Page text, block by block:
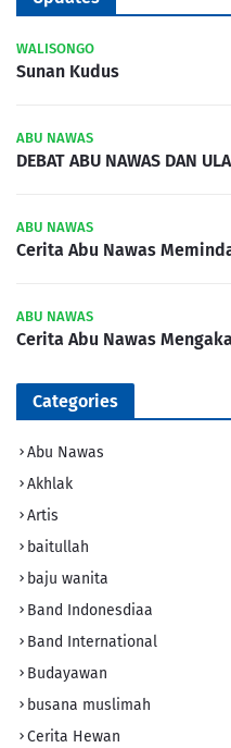
WALISONGO
Sunan Kudus
ABU NAWAS
DEBAT ABU NAWAS DAN
ABU NAWAS
Cerita Abu Nawas
ABU NAWAS
Cerita Abu Nawas
Categories
Abu Nawas
Akhlak
Artis
baitullah
baju wanita
Band Indonesdiaa
Band International
Budayawan
busana muslimah
Cerita Hewan